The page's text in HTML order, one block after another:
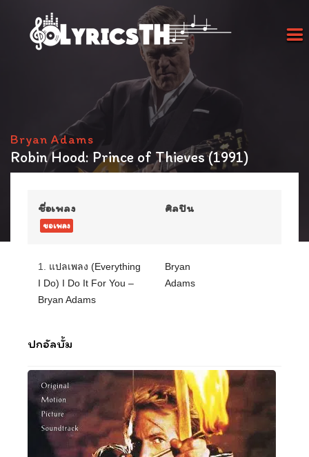
Bryan Adams
Robin Hood: Prince of Thieves (1991)
ชื่อเพลง
ขอเพลง
ศิลปิน
1. แปลเพลง (Everything
I Do) I Do It For You –
Bryan Adams
Bryan
Adams
ปกอัลบั้ม